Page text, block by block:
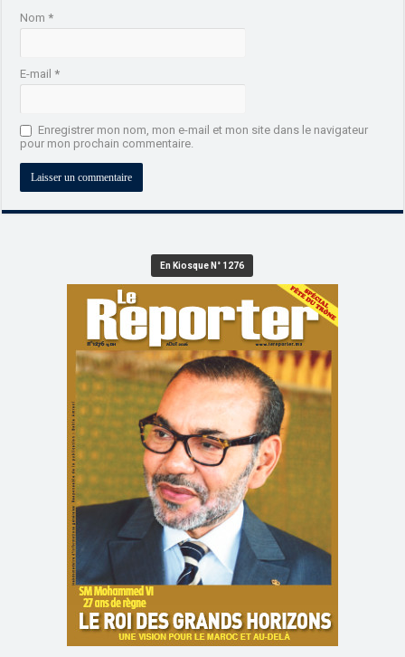
Nom*
E-mail*
Enregistrer mon nom, mon e-mail et mon site dans le navigateur
pour mon prochain commentaire.
En Kiosque N° 1276